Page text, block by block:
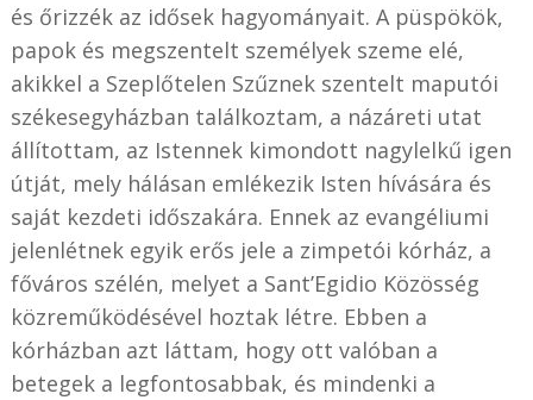
és őrizzék az idősek hagyományait. A püspökök,
papok és megszentelt személyek szeme elé,
akikkel a Szeplőtelen Szűznek szentelt maputói
székesegyházban találkoztam, a názáreti utat
állítottam, az Istennek kimondott nagylelkű igen
útját, mely hálásan emlékezik Isten hívására és
saját kezdeti időszakára. Ennek az evangéliumi
jelenlétnek egyik erős jele a zimpetói kórház, a
főváros szélén, melyet a Sant’Egidio Közösség
közreműködésével hoztak létre. Ebben a
kórházban azt láttam, hogy ott valóban a
betegek a legfontosabbak, és mindenki a